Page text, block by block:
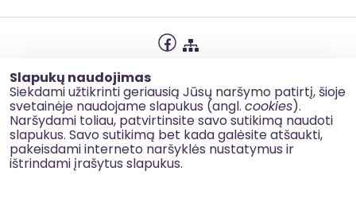
Slapukų naudojimas
Siekdami užtikrinti geriausią Jūsų naršymo patirtį, šioje
svetainėje naudojame slapukus (angl. cookies).
Naršydami toliau, patvirtinsite savo sutikimą naudoti
slapukus. Savo sutikimą bet kada galėsite atšaukti,
pakeisdami interneto naršyklės nustatymus ir
ištrindami įrašytus slapukus.
Slapukų naudojimas
Korupcijos prevencija
Kontaktai